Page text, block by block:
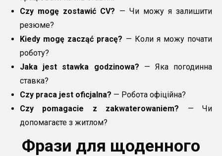
Czy mogę zostawić CV? — Чи можу я залишити
резюме?
Kiedy mogę zacząć pracę? — Коли я можу почати
роботу?
Jaka jest stawka godzinowa? — Яка погодинна
ставка?
Czy praca jest oficjalna? — Робота офіційна?
Czy pomagacie z zakwaterowaniem? — Чи
допомагаєте з житлом?
Фрази для щоденного